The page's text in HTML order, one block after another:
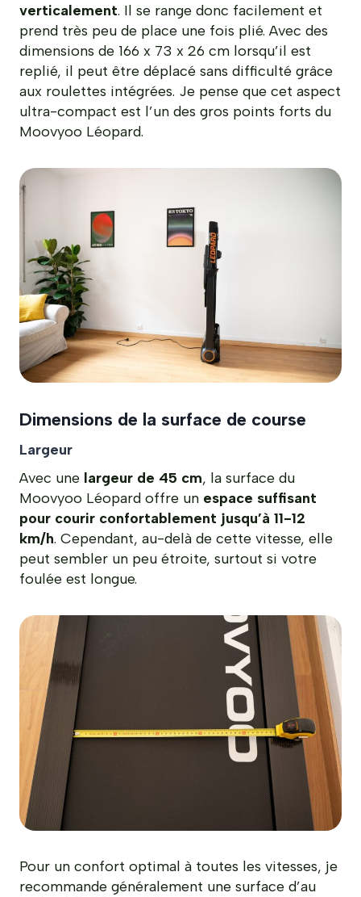
verticalement. Il se range donc facilement et
prend très peu de place une fois plié. Avec des
dimensions de 166 x 73 x 26 cm lorsqu’il est
replié, il peut être déplacé sans difficulté grâce
aux roulettes intégrées. Je pense que cet aspect
ultra-compact est l’un des gros points forts du
Moovyoo Léopard.
Dimensions de la surface de course
Largeur
Avec une largeur de 45 cm, la surface du
Moovyoo Léopard offre un espace suffisant
pour courir confortablement jusqu’à 11-12
km/h. Cependant, au-delà de cette vitesse, elle
peut sembler un peu étroite, surtout si votre
foulée est longue.
Pour un confort optimal à toutes les vitesses, je
recommande généralement une surface d’au